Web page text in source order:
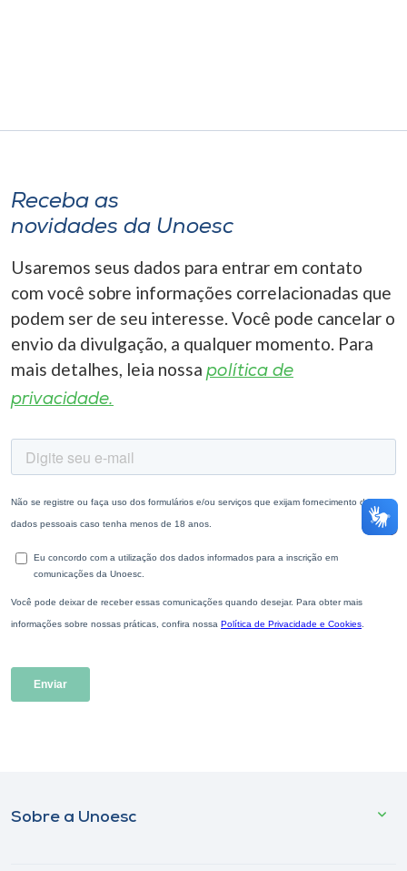
A-
Receba as
novidades da Unoesc
Usaremos seus dados para entrar em contato
com você sobre informações correlacionadas que
podem ser de seu interesse. Você pode cancelar o
envio da divulgação, a qualquer momento. Para
mais detalhes, leia nossa política de
privacidade.
Sobre a Unoesc